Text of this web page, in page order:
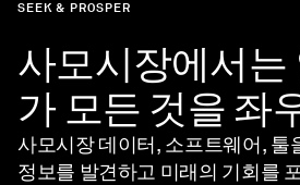
SEEK & PROSPER
사모시장에서는
가 모든 것을 좌
사모시장 데이터, 소프트웨어, 툴
정보를 발견하고 미래의 기회를